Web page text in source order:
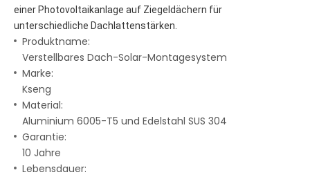
einer Photovoltaikanlage auf Ziegeldächern für
unterschiedliche Dachlattenstärken.
Produktname:
Verstellbares Dach-Solar-Montagesystem
Marke:
Kseng
Material:
Aluminium 6005-T5 und Edelstahl SUS 304
Garantie:
10 Jahre
Lebensdauer: